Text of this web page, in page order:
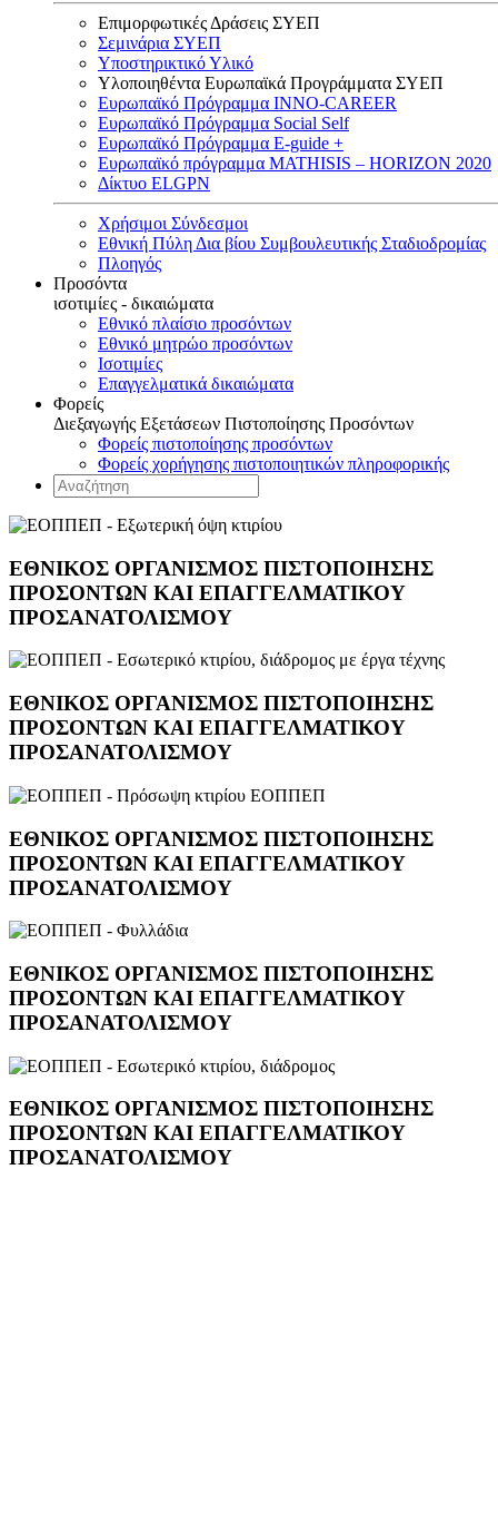
Επιμορφωτικές Δράσεις ΣΥΕΠ
Σεμινάρια ΣΥΕΠ
Υποστηρικτικό Υλικό
Υλοποιηθέντα Ευρωπαϊκά Προγράμματα ΣΥΕΠ
Ευρωπαϊκό Πρόγραμμα INNO-CAREER
Ευρωπαϊκό Πρόγραμμα Social Self
Ευρωπαϊκό Πρόγραμμα E-guide +
Ευρωπαϊκό πρόγραμμα MATHISIS – HORIZON 2020
Δίκτυο ELGPN
Χρήσιμοι Σύνδεσμοι
Εθνική Πύλη Δια βίου Συμβουλευτικής Σταδιοδρομίας
Πλοηγός
Προσόντα
ισοτιμίες - δικαιώματα
Εθνικό πλαίσιο προσόντων
Εθνικό μητρώο προσόντων
Ισοτιμίες
Επαγγελματικά δικαιώματα
Φορείς
Διεξαγωγής Εξετάσεων Πιστοποίησης Προσόντων
Φορείς πιστοποίησης προσόντων
Φορείς χορήγησης πιστοποιητικών πληροφορικής
ΕΘΝΙΚΌΣ ΟΡΓΑΝΙΣΜΌΣ ΠΙΣΤΟΠΟΊΗΣΗΣ
ΠΡΟΣΌΝΤΩΝ ΚΑΙ ΕΠΑΓΓΕΛΜΑΤΙΚΟΎ
ΠΡΟΣΑΝΑΤΟΛΙΣΜΟΎ
ΕΘΝΙΚΌΣ ΟΡΓΑΝΙΣΜΌΣ ΠΙΣΤΟΠΟΊΗΣΗΣ
ΠΡΟΣΌΝΤΩΝ ΚΑΙ ΕΠΑΓΓΕΛΜΑΤΙΚΟΎ
ΠΡΟΣΑΝΑΤΟΛΙΣΜΟΎ
ΕΘΝΙΚΌΣ ΟΡΓΑΝΙΣΜΌΣ ΠΙΣΤΟΠΟΊΗΣΗΣ
ΠΡΟΣΌΝΤΩΝ ΚΑΙ ΕΠΑΓΓΕΛΜΑΤΙΚΟΎ
ΠΡΟΣΑΝΑΤΟΛΙΣΜΟΎ
ΕΘΝΙΚΌΣ ΟΡΓΑΝΙΣΜΌΣ ΠΙΣΤΟΠΟΊΗΣΗΣ
ΠΡΟΣΌΝΤΩΝ ΚΑΙ ΕΠΑΓΓΕΛΜΑΤΙΚΟΎ
ΠΡΟΣΑΝΑΤΟΛΙΣΜΟΎ
ΕΘΝΙΚΌΣ ΟΡΓΑΝΙΣΜΌΣ ΠΙΣΤΟΠΟΊΗΣΗΣ
ΠΡΟΣΌΝΤΩΝ ΚΑΙ ΕΠΑΓΓΕΛΜΑΤΙΚΟΎ
ΠΡΟΣΑΝΑΤΟΛΙΣΜΟΎ